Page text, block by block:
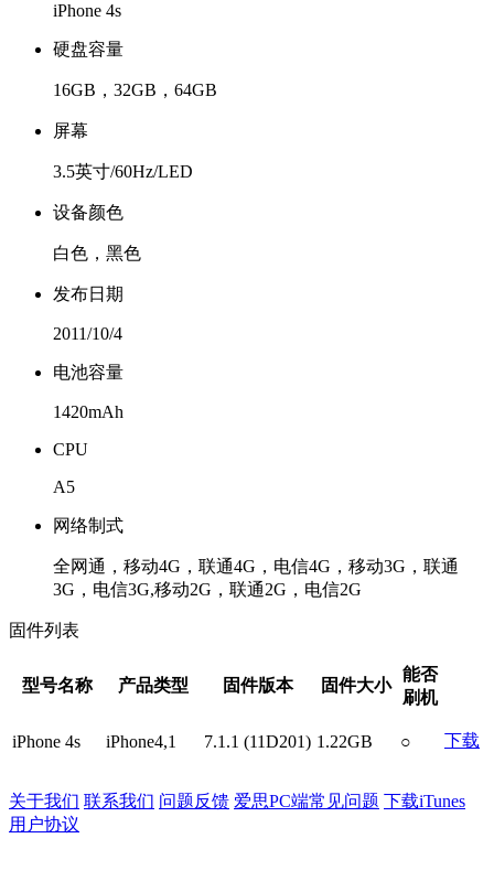
iPhone 4s
硬盘容量
16GB，32GB，64GB
屏幕
3.5英寸/60Hz/LED
设备颜色
白色，黑色
发布日期
2011/10/4
电池容量
1420mAh
CPU
A5
网络制式
全网通，移动4G，联通4G，电信4G，移动3G，联通
3G，电信3G,移动2G，联通2G，电信2G
固件列表
型号名称 产品类型 固件版本 固件大小
能否
刷机
iPhone 4s iPhone4,1 7.1.1 (11D201) 1.22GB ○ 下载
关于我们 联系我们 问题反馈 爱思PC端常见问题 下载iTunes
用户协议